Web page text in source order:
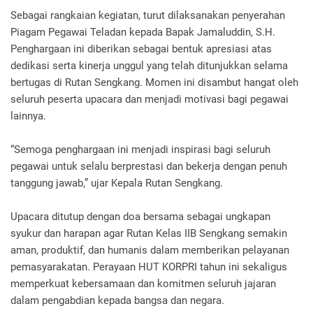
Sebagai rangkaian kegiatan, turut dilaksanakan penyerahan
Piagam Pegawai Teladan kepada Bapak Jamaluddin, S.H.
Penghargaan ini diberikan sebagai bentuk apresiasi atas
dedikasi serta kinerja unggul yang telah ditunjukkan selama
bertugas di Rutan Sengkang. Momen ini disambut hangat oleh
seluruh peserta upacara dan menjadi motivasi bagi pegawai
lainnya.
“Semoga penghargaan ini menjadi inspirasi bagi seluruh
pegawai untuk selalu berprestasi dan bekerja dengan penuh
tanggung jawab,” ujar Kepala Rutan Sengkang.
Upacara ditutup dengan doa bersama sebagai ungkapan
syukur dan harapan agar Rutan Kelas IIB Sengkang semakin
aman, produktif, dan humanis dalam memberikan pelayanan
pemasyarakatan. Perayaan HUT KORPRI tahun ini sekaligus
memperkuat kebersamaan dan komitmen seluruh jajaran
dalam pengabdian kepada bangsa dan negara.